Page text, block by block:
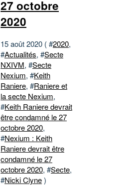
27 octobre
2020
15 août 2020 ( #2020,
#Actualités, #Secte
NXIVM, #Secte
Nexium, #Keith
Raniere, #Raniere et
la secte Nexium,
#Keith Raniere devrait
être condamné le 27
octobre 2020,
#Nexium : Keith
Raniere devrait être
condamné le 27
octobre 2020, #Secte,
#Nicki Clyne)